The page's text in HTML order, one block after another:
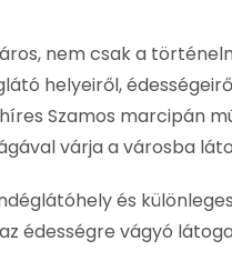
nem csak a
helyeiről,
Szamos marcipán
várja a városba
és
édességre vágyó